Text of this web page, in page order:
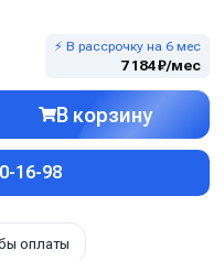
⚡ В рассрочку на 6 мес
7 184 ₽/мес
В корзину
16-98
оплаты